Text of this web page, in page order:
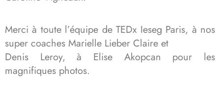
Merci à toute l’équipe de TEDx Ieseg Paris, à nos
super coaches Marielle Lieber Claire et
Denis Leroy, à Elise Akopcan pour les
magnifiques photos.